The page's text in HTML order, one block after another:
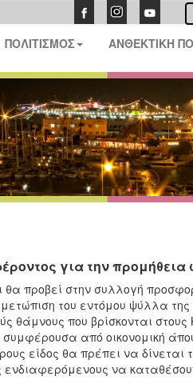
ΠΟΛΙΤΙΣΜΟΣ ΑΝΘΕΚΤΙΚΗ
για την
θα προβεί στην συλλογή
του εντόμου ψύλλα
θάμνους που βρίσκονται
συμφέρουσα από οικονομική
είδος θα πρέπει να δίνεται
ενδιαφερόμενους να